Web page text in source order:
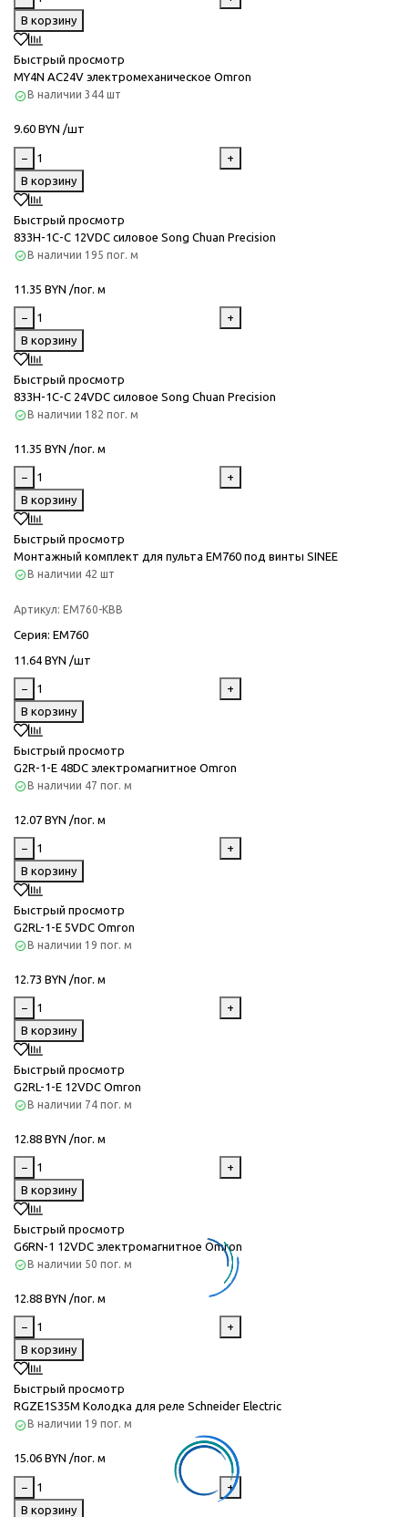
В корзину
Быстрый просмотр
MY4N AC24V электромеханическое Omron
В наличии 344 шт
9.60 BYN /шт
−
+
В корзину
Быстрый просмотр
833H-1C-C 12VDC силовое Song Chuan Precision
В наличии 195 пог. м
11.35 BYN /пог. м
−
+
В корзину
Быстрый просмотр
833H-1C-C 24VDC силовое Song Chuan Precision
В наличии 182 пог. м
11.35 BYN /пог. м
−
+
В корзину
Быстрый просмотр
Монтажный комплект для пульта EM760 под винты SINEE
В наличии 42 шт
Артикул: EM760-KBB
Серия: EM760
11.64 BYN /шт
−
+
В корзину
Быстрый просмотр
G2R-1-E 48DC электромагнитное Omron
В наличии 47 пог. м
12.07 BYN /пог. м
−
+
В корзину
Быстрый просмотр
G2RL-1-E 5VDC Omron
В наличии 19 пог. м
12.73 BYN /пог. м
−
+
В корзину
Быстрый просмотр
G2RL-1-E 12VDC Omron
В наличии 74 пог. м
12.88 BYN /пог. м
−
+
В корзину
Быстрый просмотр
G6RN-1 12VDC электромагнитное Omron
В наличии 50 пог. м
12.88 BYN /пог. м
−
+
В корзину
Быстрый просмотр
RGZE1S35M Колодка для реле Schneider Electric
В наличии 19 пог. м
15.06 BYN /пог. м
−
+
В корзину